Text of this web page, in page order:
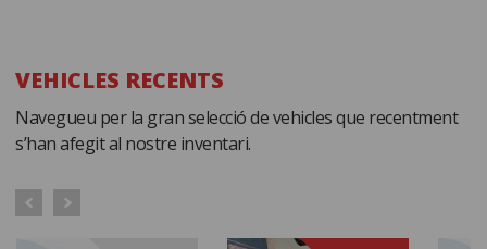
VEHICLES RECENTS
Navegueu per la gran selecció de vehicles que recentment
s’han afegit al nostre inventari.